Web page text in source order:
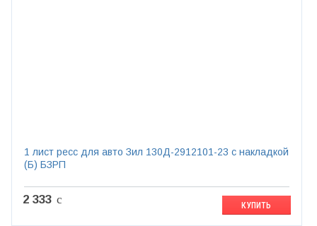
1 лист ресс для авто Зил 130Д-2912101-23 с накладкой
(Б) БЗРП
2 333 c КУПИТЬ